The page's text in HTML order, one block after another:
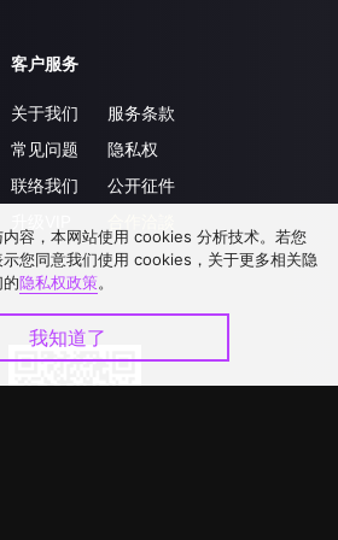
客户服务
关于我们
常见问题
联络我们
服务条款
隐私权
公开征件
容，本网站使用 cookies 分析技术。若您
您同意我们使用 cookies，关于更多相关隐
隐私权政策。
我知道了